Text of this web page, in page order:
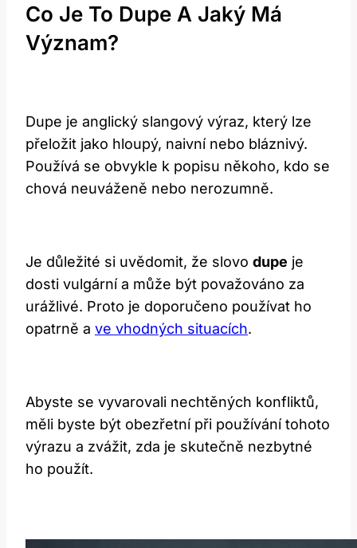
Co Je To Dupe A Jaký Má
Význam?
Dupe je anglický slangový výraz, který lze
přeložit jako hloupý, naivní nebo bláznivý.
Používá se obvykle k popisu někoho, kdo se
chová neuváženě nebo nerozumně.
Je důležité si uvědomit, že slovo dupe je
dosti vulgární a může být považováno za
urážlivé. Proto je doporučeno používat ho
opatrně a ve vhodných situacích.
Abyste se vyvarovali nechtěných konfliktů,
měli byste být obezřetní při používání tohoto
výrazu a zvážit, zda je skutečně nezbytné
ho použít.